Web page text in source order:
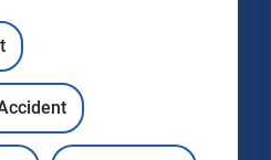
Gratuita